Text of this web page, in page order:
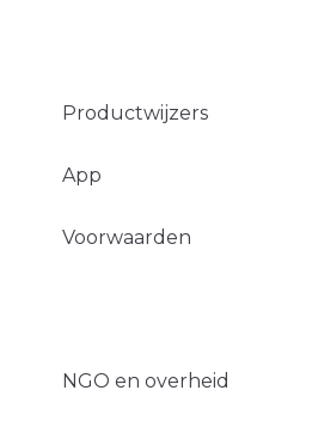
Productwijzers
App
Voorwaarden
NGO en overheid